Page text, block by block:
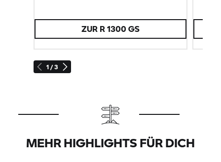
1 / 3
ZUR R 1300 GS
MEHR HIGHLIGHTS FÜR DICH